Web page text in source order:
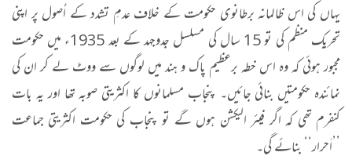
یہاں کی اس ظالمانہ برطانوی حکومت کے خلاف عدمِ تشدد کے اُصول پر اپنی
تحریک منظم کی تو 15 سال کی مسلسل جدوجہد کے بعد 1935ء میں حکومت
مجبور ہوئی کہ وہ اس خطہ برعظیم پاک و ہند میں لوگوں سے ووٹ لے کر ان کی
نمائندہ حکومتیں بنائی جائیں۔ پنجاب مسلمانوں کا اکثریتی صوبہ تھا اور یہ بات
کنفرم تھی کہ اگر فیئر الیکشن ہوں گے تو پنجاب کی حکومت اکثریتی جماعت
’’اَحرار‘‘ بنائے گی۔